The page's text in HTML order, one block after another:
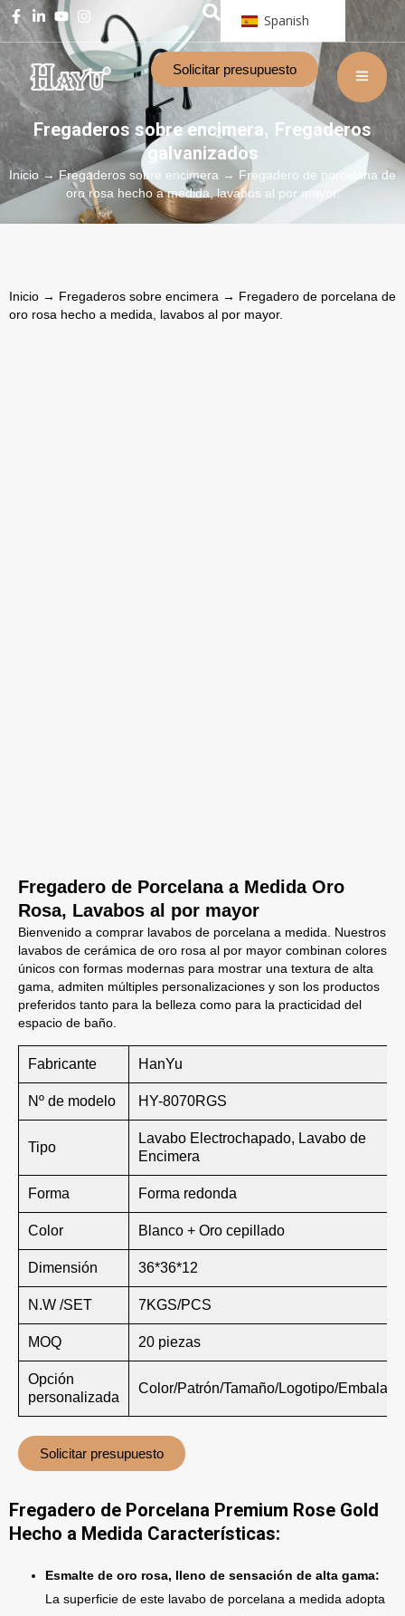
Spanish
Solicitar presupuesto
Fregaderos sobre encimera, Fregaderos
galvanizados
Inicio → Fregaderos sobre encimera → Fregadero de porcelana de
oro rosa hecho a medida, lavabos al por mayor.
Inicio → Fregaderos sobre encimera → Fregadero de porcelana de
oro rosa hecho a medida, lavabos al por mayor.
Fregadero de Porcelana a Medida Oro
Rosa, Lavabos al por mayor
Bienvenido a comprar lavabos de porcelana a medida. Nuestros
lavabos de cerámica de oro rosa al por mayor combinan colores
únicos con formas modernas para mostrar una textura de alta
gama, admiten múltiples personalizaciones y son los productos
preferidos tanto para la belleza como para la practicidad del
espacio de baño.
Fabricante HanYu
Nº de modelo HY-8070RGS
Tipo
Lavabo Electrochapado, Lavabo de
Encimera
Forma Forma redonda
Color Blanco + Oro cepillado
Dimensión 36*36*12
N.W /SET 7KGS/PCS
MOQ 20 piezas
Opción
personalizada
Color/Patrón/Tamaño/Logotipo/Embalaje
Solicitar presupuesto
Fregadero de Porcelana Premium Rose Gold
Hecho a Medida Características:
Esmalte de oro rosa, lleno de sensación de alta gama:
La superficie de este lavabo de porcelana a medida adopta